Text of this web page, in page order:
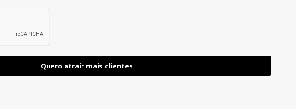
Quero atrair mais clientes